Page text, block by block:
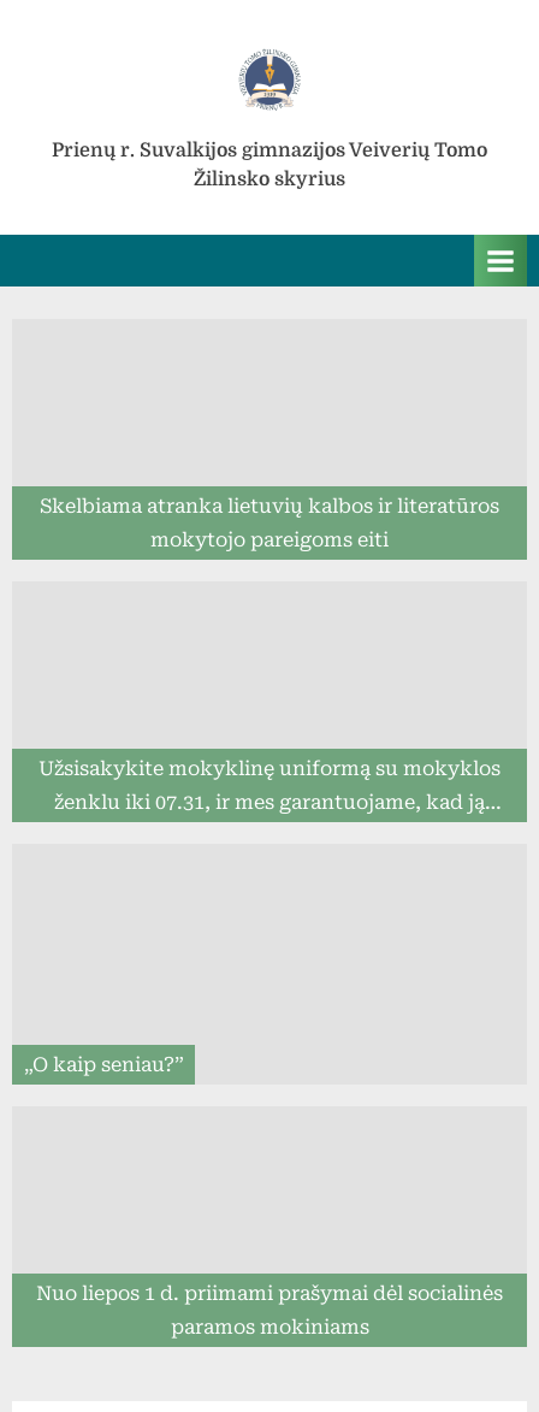
Prienų r. Suvalkijos gimnazijos Veiverių Tomo
Žilinsko skyrius
Skelbiama atranka lietuvių kalbos ir literatūros
mokytojo pareigoms eiti
Užsisakykite mokyklinę uniformą su mokyklos
ženklu iki 07.31, ir mes garantuojame, kad ją
„O kaip seniau?”
Nuo liepos 1 d. priimami prašymai dėl socialinės
paramos mokiniams